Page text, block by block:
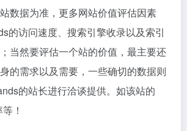
数据为准，更多网站价值评估因素
的访问速度、搜索引擎收录以及索引
当然要评估一个站的价值，最主要还
的需求以及需要，一些确切的数据则
的站长进行洽谈提供。如该站的
！